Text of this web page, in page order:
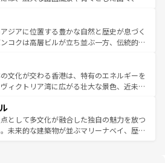
ながら、韓国の多彩な魅力を心ゆくまで味
わってみてほしい。 なお、新着の韓国情報はコンテンツ一
しい。
に伝統が息づく。ハノイの古い町並みやホ
ランス統治時代の建物も、独特の雰囲気を
。また、バラエティの豊かさとおいしさで
バインミー、ベトナムコーヒーなどは、ぜ
たい。どの地域を訪れてもあたたかい人々
てくれるので、きっと忘れられない旅にな
。
ジアに位置する豊かな自然と歴史が息づく
コクは高層ビルが立ち並ぶ一方、伝統的な
ている。北部ではチェンマイなどの山岳地
合い、南部ではプーケットやクラビの美し
ート気分を楽しむことができる。タイ料理
一年中温暖で、どの季節にも異なる楽しみ
親しみやすいタイの人々、仏教を中心とし
多様な観光資源が、訪れる旅人を魅了し続
文化が交わる香港は、特有のエネルギーを
ィクトリア湾に広がる壮大な景色、近未来
ても感動するはず。観光スポットが密集し
く見どころを回れるのも魅力。息をのむよ
化的な体験まで、香港を存分に楽しみ尽く
として多文化が融合した独自の魅力を放つ
未来的な建築物が並ぶマリーナベイ、歴史